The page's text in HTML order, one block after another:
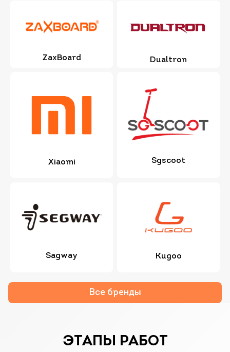
ZaxBoard Dualtron
Xiaomi Sgscoot
Sagway Kugoo
Все бренды
ЭТАПЫ РАБОТ